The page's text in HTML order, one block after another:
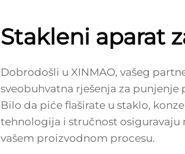
Stakleni aparat
Dobrodošli u XINMAO, vašeg
sveobuhvatna rješenja za punjenje
Bilo da piće flaširate u staklo,
tehnologija i stručnost
vašem proizvodnom procesu.